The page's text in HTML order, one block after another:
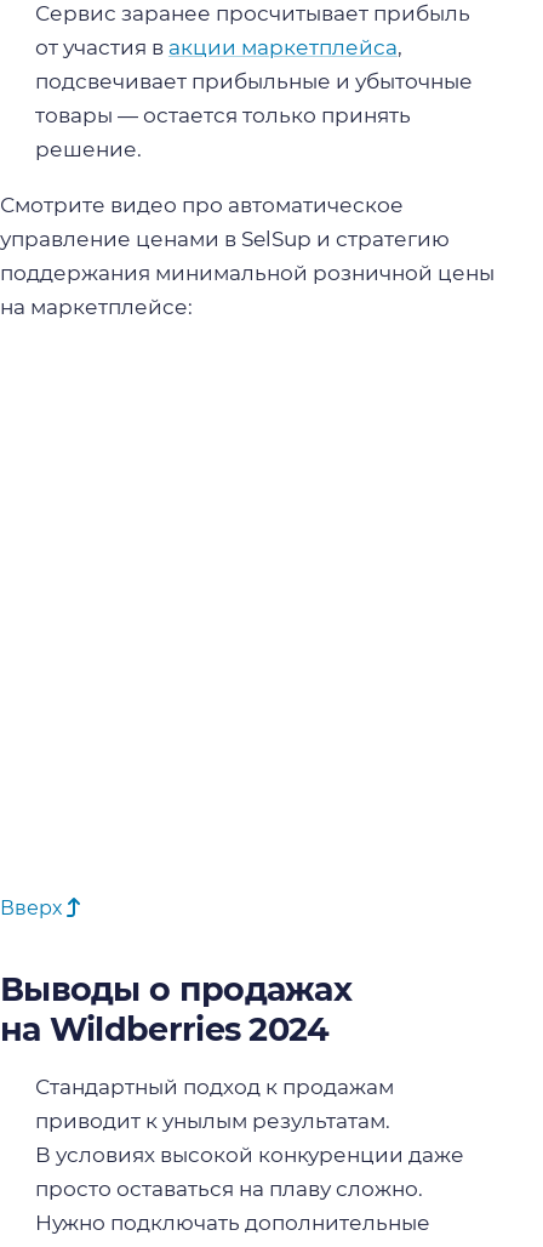
Сервис заранее просчитывает прибыль
от участия в акции маркетплейса,
подсвечивает прибыльные и убыточные
товары — остается только принять
решение.
Смотрите видео про автоматическое
управление ценами в SelSup и стратегию
поддержания минимальной розничной цены
на маркетплейсе:
Вверх
Выводы о продажах
на Wildberries 2024
Стандартный подход к продажам
приводит к унылым результатам.
В условиях высокой конкуренции даже
просто оставаться на плаву сложно.
Нужно подключать дополнительные